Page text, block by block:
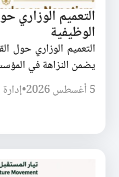
التعميم الوزاري
الوظيفية
التعميم الوزاري حول
يضمن النزاهة في
5 أغسطس 2026
•